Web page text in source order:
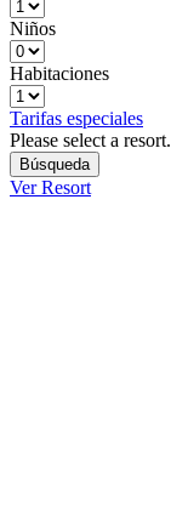
Niños
Habitaciones
Tarifas especiales
Please select a resort.
Ver Resort